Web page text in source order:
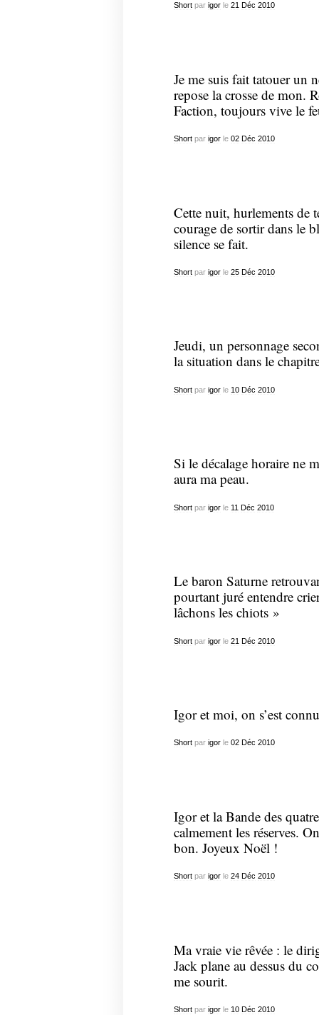
Shortpar igorle 21 Déc 2010
Je me suis fait tatouer un
repose la crosse de mon.
Faction, toujours vive le
Shortpar igorle 02 Déc 2010
Cette nuit, hurlements de
courage de sortir dans le
silence se fait.
Shortpar igorle 25 Déc 2010
Jeudi, un personnage
la situation dans le
Shortpar igorle 10 Déc 2010
Si le décalage horaire ne
aura ma peau.
Shortpar igorle 11 Déc 2010
Le baron Saturne
pourtant juré entendre
lâchons les chiots »
Shortpar igorle 21 Déc 2010
Igor et moi, on s’est
Shortpar igorle 02 Déc 2010
Igor et la Bande des
calmement les réserves.
bon. Joyeux Noël !
Shortpar igorle 24 Déc 2010
Ma vraie vie rêvée : le
Jack plane au dessus du
me sourit.
Shortpar igorle 10 Déc 2010